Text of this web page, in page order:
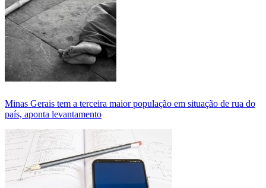
Minas Gerais tem a terceira maior população em situação de rua do
país, aponta levantamento